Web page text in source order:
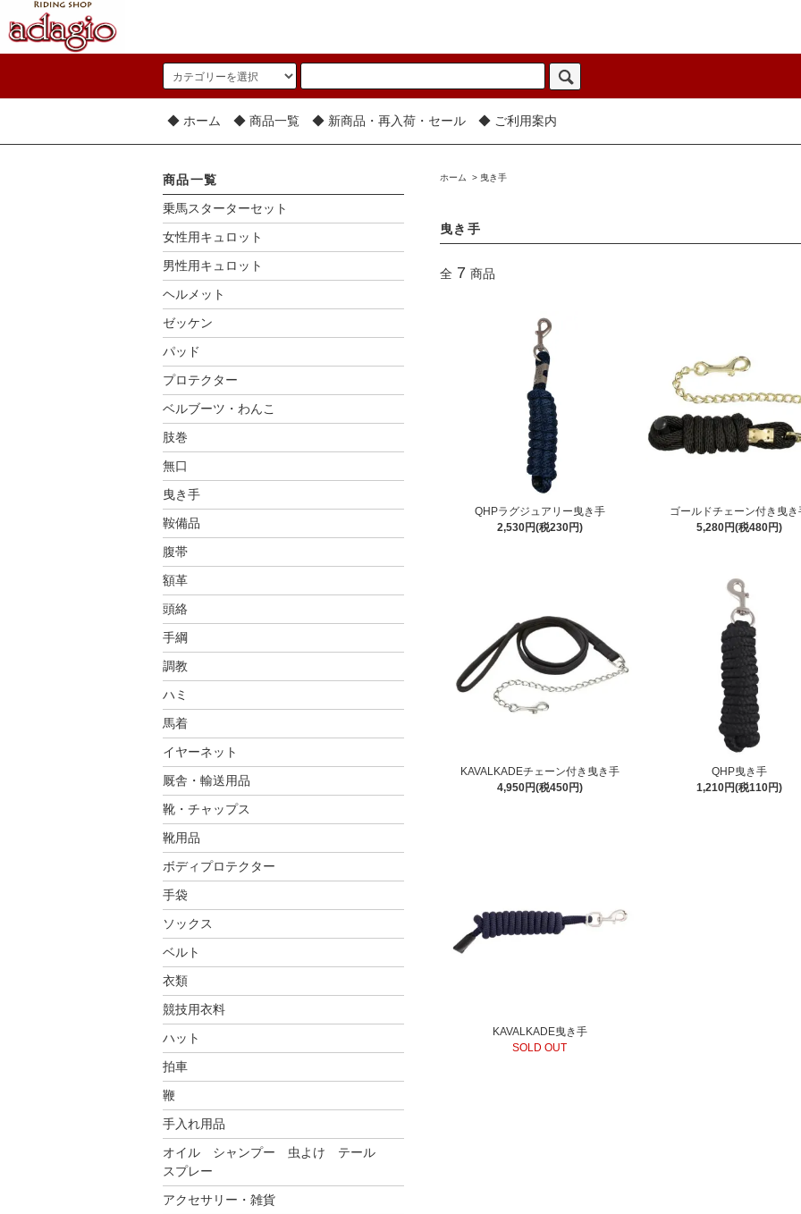
◆ ホーム ◆ 商品一覧 ◆ 新商品・再入荷・セール ◆ ご利用案内
ホーム > 曳き手
曳き手
全 7 商品
QHPラグジュアリー曳き手
2,530円(税230円)
ゴールドチェーン付き曳き
5,280円(税480円)
KAVALKADEチェーン付き曳き手
4,950円(税450円)
QHP曳き手
1,210円(税110円)
KAVALKADE曳き手
SOLD OUT
商品一覧
乗馬スターターセット
女性用キュロット
男性用キュロット
ヘルメット
ゼッケン
パッド
プロテクター
ベルブーツ・わんこ
肢巻
無口
曳き手
鞍備品
腹帯
額革
頭絡
手綱
調教
ハミ
馬着
イヤーネット
厩舎・輸送用品
靴・チャップス
靴用品
ボディプロテクター
手袋
ソックス
ベルト
衣類
競技用衣料
ハット
拍車
鞭
手入れ用品
オイル シャンプー 虫よけ テール
スプレー
アクセサリー・雑貨